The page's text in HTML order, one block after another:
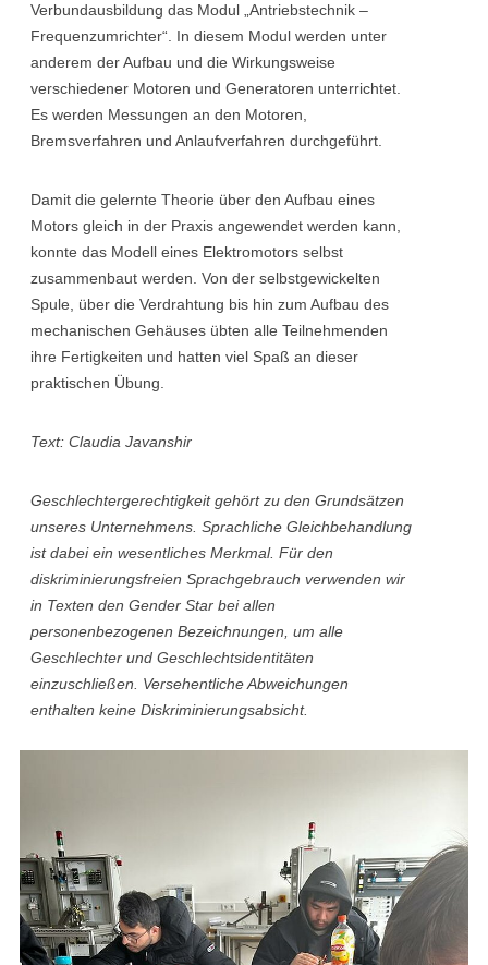
Verbundausbildung das Modul „Antriebstechnik –
Frequenzumrichter“. In diesem Modul werden unter
anderem der Aufbau und die Wirkungsweise
verschiedener Motoren und Generatoren unterrichtet.
Es werden Messungen an den Motoren,
Bremsverfahren und Anlaufverfahren durchgeführt.
Damit die gelernte Theorie über den Aufbau eines
Motors gleich in der Praxis angewendet werden kann,
konnte das Modell eines Elektromotors selbst
zusammenbaut werden. Von der selbstgewickelten
Spule, über die Verdrahtung bis hin zum Aufbau des
mechanischen Gehäuses übten alle Teilnehmenden
ihre Fertigkeiten und hatten viel Spaß an dieser
praktischen Übung.
Text: Claudia Javanshir
Geschlechtergerechtigkeit gehört zu den Grundsätzen
unseres Unternehmens. Sprachliche Gleichbehandlung
ist dabei ein wesentliches Merkmal. Für den
diskriminierungsfreien Sprachgebrauch verwenden wir
in Texten den Gender Star bei allen
personenbezogenen Bezeichnungen, um alle
Geschlechter und Geschlechtsidentitäten
einzuschließen. Versehentliche Abweichungen
enthalten keine Diskriminierungsabsicht.